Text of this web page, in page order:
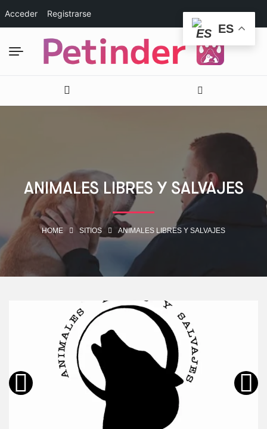
Acceder Registrarse
ANIMALES LIBRES Y SALVAJES
HOME SITIOS ANIMALES LIBRES Y SALVAJES
ES